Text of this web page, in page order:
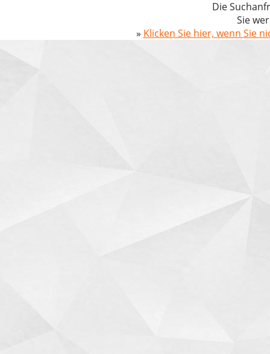
Die
Sie
» Klicken Sie hier, wenn Sie